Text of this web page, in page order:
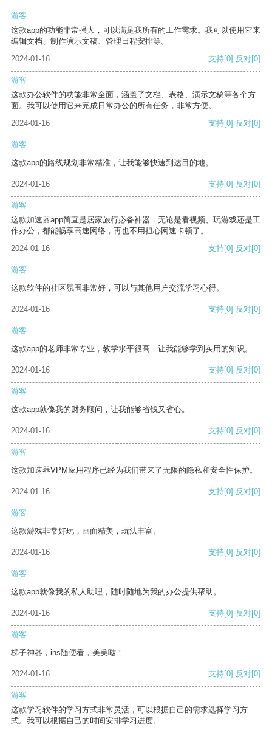
游客
这款app的功能非常强大，可以满足我所有的工作需求。我可以使用它来
编辑文档、制作演示文稿、管理日程安排等。
2024-01-16
支持[0] 反对[0]
游客
这款办公软件的功能非常全面，涵盖了文档、表格、演示文稿等各个方
面。我可以使用它来完成日常办公的所有任务，非常方便。
2024-01-16
支持[0] 反对[0]
游客
这款app的路线规划非常精准，让我能够快速到达目的地。
2024-01-16 支持[0] 反对[0]
游客
这款加速器app简直是居家旅行必备神器，无论是看视频、玩游戏还是工
作办公，都能畅享高速网络，再也不用担心网速卡顿了。
2024-01-16
支持[0] 反对[0]
游客
这款软件的社区氛围非常好，可以与其他用户交流学习心得。
2024-01-16 支持[0] 反对[0]
游客
这款app的老师非常专业，教学水平很高，让我能够学到实用的知识。
2024-01-16 支持[0] 反对[0]
游客
这款app就像我的财务顾问，让我能够省钱又省心。
2024-01-16 支持[0] 反对[0]
游客
这款加速器VPM应用程序已经为我们带来了无限的隐私和安全性保护。
2024-01-16 支持[0] 反对[0]
游客
这款游戏非常好玩，画面精美，玩法丰富。
2024-01-16 支持[0] 反对[0]
游客
这款app就像我的私人助理，随时随地为我的办公提供帮助。
2024-01-16 支持[0] 反对[0]
游客
梯子神器，ins随便看，美美哒！
2024-01-16 支持[0] 反对[0]
游客
这款学习软件的学习方式非常灵活，可以根据自己的需求选择学习方
式。我可以根据自己的时间安排学习进度。